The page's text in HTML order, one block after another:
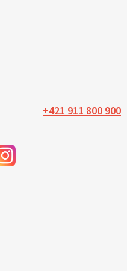
+421 911 800 900